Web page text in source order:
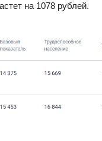
на 1078 рублей.